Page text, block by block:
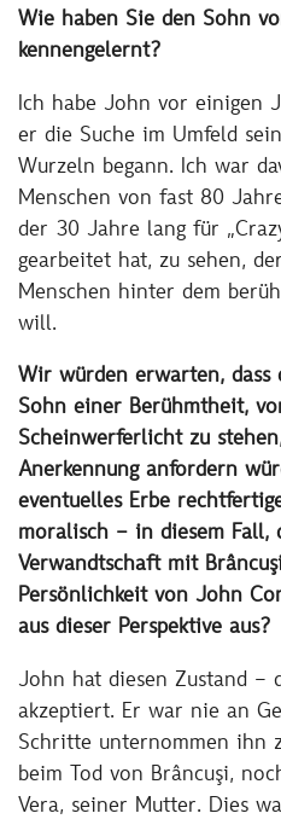
Wie haben Sie den Sohn
kennengelernt?
Ich habe John vor einigen
er die Suche im Umfeld
Wurzeln begann. Ich war
Menschen von fast 80
der 30 Jahre lang für
gearbeitet hat, zu sehen,
Menschen hinter dem
will.
Wir würden erwarten, dass
Sohn einer Berühmtheit,
Scheinwerferlicht zu
Anerkennung anfordern
eventuelles Erbe
moralisch – in diesem Fall,
Verwandtschaft mit
Persönlichkeit von John
aus dieser Perspektive aus?
John hat diesen Zustand –
akzeptiert. Er war nie an
Schritte unternommen ihn
beim Tod von Brâncuşi,
Vera, seiner Mutter. Dies